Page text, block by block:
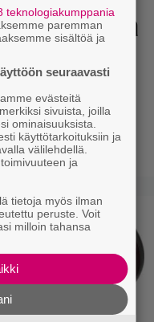
arvostelussa
-
turhauttavilla
teknologiakumppania
paremman
sisältöä ja
seuraavasti
evästeitä
sivuista, joilla
ominaisuuksista.
käyttötarkoituksiin ja
välilehdellä.
ja
tietoja myös ilman
peruste. Voit
milloin tahansa